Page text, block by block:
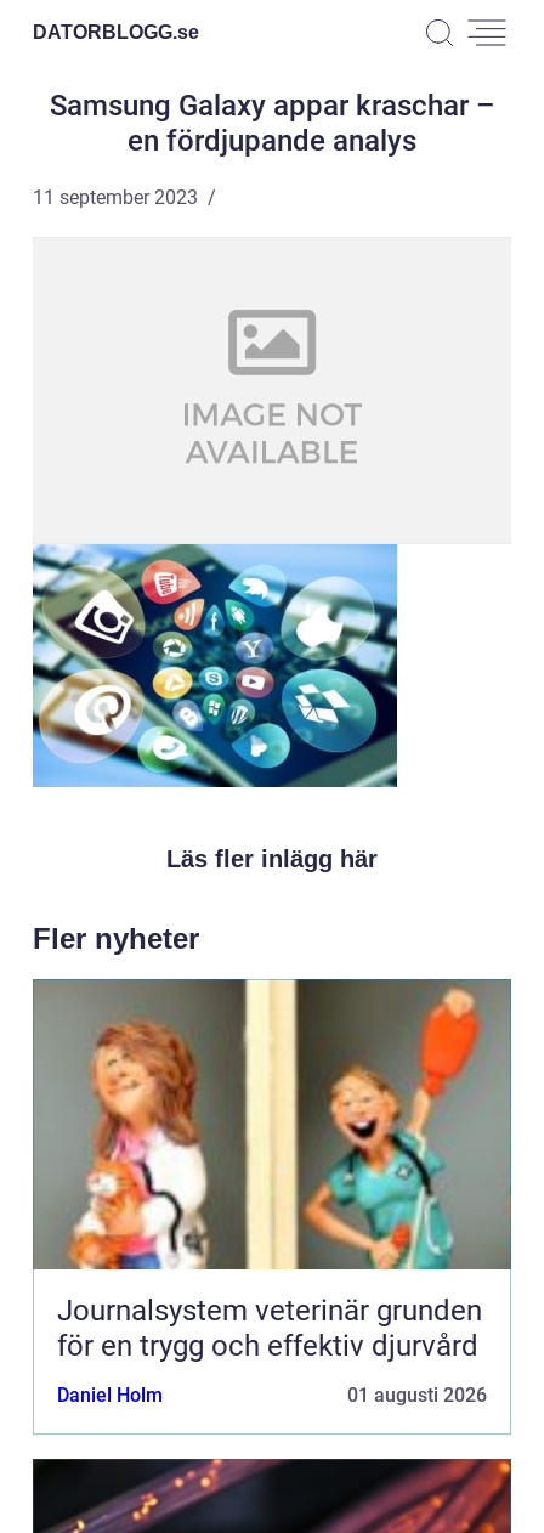
DATORBLOGG.se
Samsung Galaxy appar kraschar –
en fördjupande analys
11 september 2023
Läs fler inlägg här
Fler nyheter
Journalsystem veterinär grunden
för en trygg och effektiv djurvård
Daniel Holm 01 augusti 2026